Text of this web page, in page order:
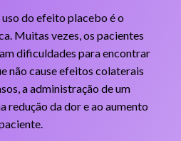
do efeito placebo é o
Muitas vezes, os pacientes
dificuldades para encontrar
não cause efeitos colaterais
a administração de um
redução da dor e ao aumento